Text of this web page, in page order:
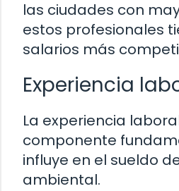
las ciudades con
estos profesionales
salarios más
Experiencia
La experiencia
componente
influye en el sueldo
ambiental.